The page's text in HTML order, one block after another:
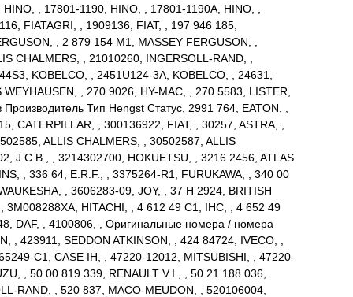
, 17801-1190, HINO, , 17801-1190A, HINO, ,
FIATAGRI, , 1909136, FIAT, , 197 946 185,
, 2 879 154 M1, MASSEY FERGUSON, ,
CHALMERS, , 21010260, INGERSOLL-RAND, ,
KOBELCO, , 2451U124-3A, KOBELCO, , 24631,
, 270 9026, HY-MAC, , 270.5583, LISTER,
Тип Hengst Статус, 2991 764, EATON, ,
CATERPILLAR, , 300136922, FIAT, , 30257, ASTRA, ,
ALLIS CHALMERS, , 30502587, ALLIS
J.C.B., , 3214302700, HOKUETSU, , 3216 2456, ATLAS
, 336 64, E.R.F., , 3375264-R1, FURUKAWA, , 340 00
, 3606283-09, JOY, , 37 H 2924, BRITISH
3M008288XA, HITACHI, , 4 612 49 C1, IHC, , 4 652 49
DAF, , 4100806, , Оригинальные номера / номера
, 423911, SEDDON ATKINSON, , 424 84724, IVECO, ,
C1, CASE IH, , 47220-12012, MITSUBISHI, , 47220-
, 50 00 819 339, RENAULT V.I., , 50 21 188 036,
RAND, , 520 837, MACO-MEUDON, , 520106004,